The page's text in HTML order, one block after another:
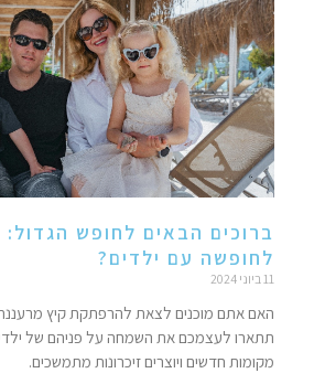
ברוכים הבאים לחופש הגדול:
לחופשה עם ילדים?
האם אתם מוכנים לצאת להרפתקת קיץ
תתארו לעצמכם את השמחה על פניהם של
מקומות חדשים ויוצרים זיכרונות מתמשכים.